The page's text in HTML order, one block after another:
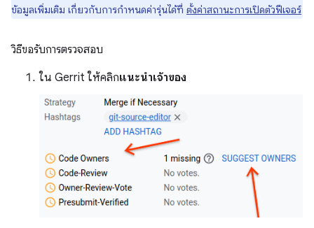
ข้อมูลเพิ่มเติม เกี่ยวกับการกำหนดค่ารุ่นได้ที่ ตั้งค่าสถานะการเปิดตัวฟีเจอร์
วิธีขอรับการตรวจสอบ
ใน Gerrit ให้คลิกแนะนำเจ้าของ